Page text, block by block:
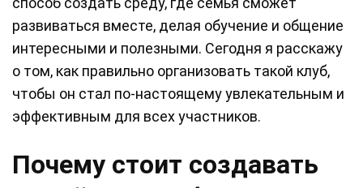
развиваться вместе, делая обучение и общение
интересными и полезными. Сегодня я расскажу
о том, как правильно организовать такой клуб,
чтобы он стал по-настоящему увлекательным и
эффективным для всех участников.
Почему стоит создавать